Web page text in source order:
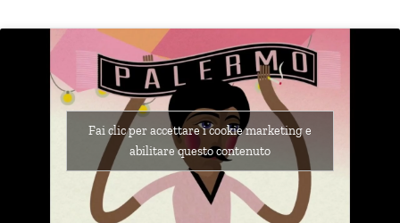
Fai clic per accettare i cookie marketing e
abilitare questo contenuto